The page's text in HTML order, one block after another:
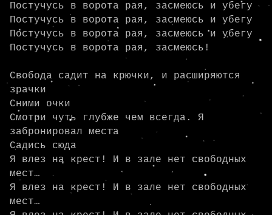
Постучусь в ворота рая, засмеюсь и убегу
Постучусь в ворота рая, засмеюсь и убегу
Постучусь в ворота рая, засмеюсь и убегу
Постучусь в ворота рая, засмеюсь!
Свобода садит на крючки, и расширяются
зрачки
Сними очки
Смотри чуть глубже чем всегда. Я
забронировал места
Садись сюда
Я влез на крест! И в зале нет свободных
мест…
Я влез на крест! И в зале нет свободных
мест…